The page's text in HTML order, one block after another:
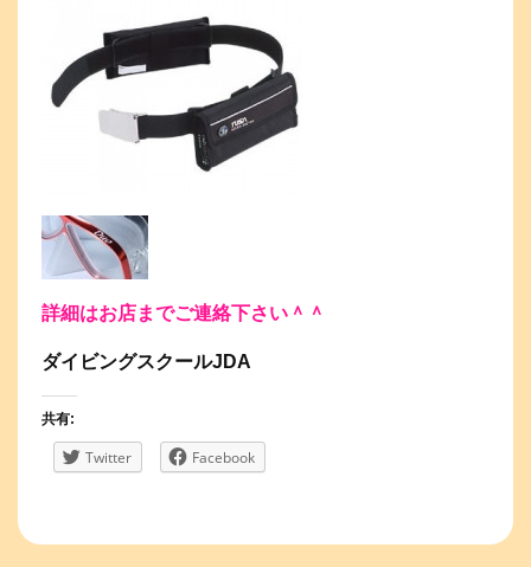
詳細はお店までご連絡下さい＾＾
ダイビングスクールJDA
共有:
Twitter Facebook